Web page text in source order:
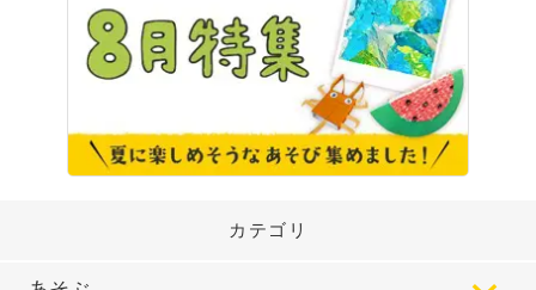
カテゴリ